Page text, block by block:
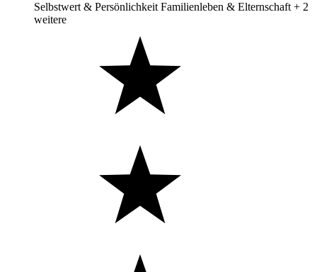
Selbstwert & Persönlichkeit Familienleben & Elternschaft + 2
weitere